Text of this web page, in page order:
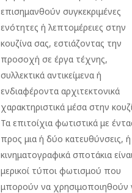
επισημανθούν συγκεκριμένες
ενότητες ή λεπτομέρειες στην
κουζίνα σας, εστιάζοντας την
προσοχή σε έργα τέχνης,
συλλεκτικά αντικείμενα ή
ενδιαφέροντα αρχιτεκτονικά
χαρακτηριστικά μέσα στην
Τα επιτοίχια φωτιστικά με
προς μια ή δύο κατευθύνσεις,
κινηματογραφικά σποτάκια είναι
μερικοί τύποι φωτισμού που
μπορούν να χρησιμοποιηθούν